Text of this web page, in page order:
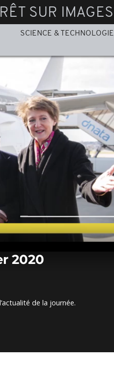
SUR IMAGES
SCIENCE & TECHNOLOGIE
2020
de la journée.